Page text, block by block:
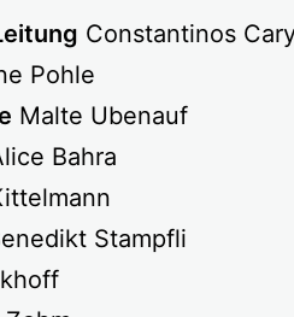
Constantinos
Pohle
Malte Ubenauf
Bahra
Stampfli